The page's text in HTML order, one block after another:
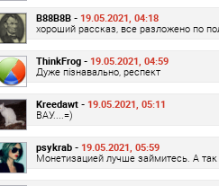
B88B8B - 19.05.2021, 04:18
хороший рассказ, все разложено по
ThinkFrog - 19.05.2021, 04:59
Дуже пізнавально, респект
Kreedawt - 19.05.2021, 05:11
ВАУ....=)
psykrab - 19.05.2021, 05:59
Монетизацией лучше займитесь. А так